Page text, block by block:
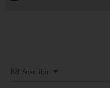
Suscribir